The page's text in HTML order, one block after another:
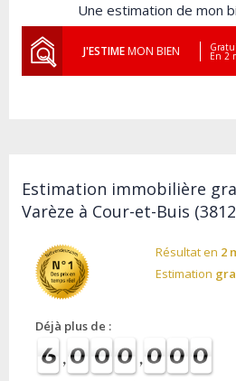
Une estimation de mon
J'ESTIMEMON BIEN En 2
Estimation immobilière
Varèze à Cour-et-Buis
Résultat en 2
Estimation
Déjà plus de :